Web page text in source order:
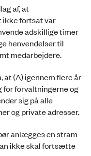
af, at
ikke fortsat var
adskillige timer
henvendelser til
medarbejdere.
(A) igennem flere år
forvaltningerne og
sig på alle
og private adresser.
anlægges en stram
ikke skal fortsætte